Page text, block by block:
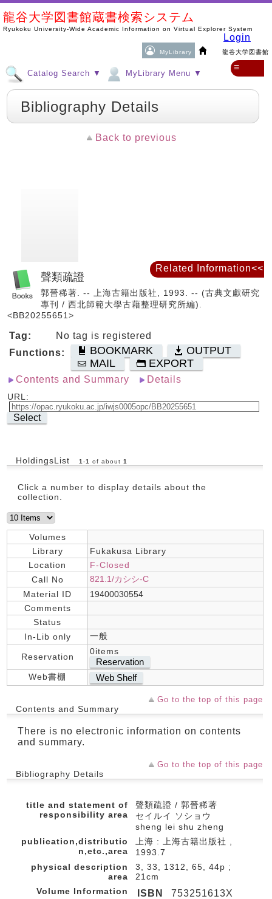
龍谷大学図書館蔵書検索システム
Ryukoku University-Wide Academic Information on Virtual Explorer System
MyLibrary 龍谷大学図書館
Login
Catalog Search ▼ MyLibrary Menu ▼
≡
Bibliography Details
Back to previous
聲類疏證
郭晉稀著. -- 上海古籍出版社, 1993. -- (古典文獻研究
專刊 / 西北師範大學古藉整理研究所編).
<BB20255651>
Tag:
No tag is registered
Functions:
BOOKMARK
OUTPUT
MAIL
EXPORT
Contents and Summary Details
URL:
Select
HoldingsList 1 -1 of about 1
Click a number to display details about the
collection.
Volumes
Library
Fukakusa Library
Location
F-Closed
Call No
821.1/カシシ-C
Material ID
19400030554
Comments
Status
In-Lib only
一般
Reservation
0items
Reservation
Web書棚 Web Shelf
Go to the top of this page
Contents and Summary
There is no electronic information on contents
and summary.
Go to the top of this page
Bibliography Details
title and statement of
responsibility area
聲類疏證 / 郭晉稀著
セイルイ ソショウ
sheng lei shu zheng
publication,distributio
n,etc.,area
上海 : 上海古籍出版社 ,
1993.7
physical description
area
3, 33, 1312, 65, 44p ;
21cm
Volume Information
ISBN 753251613X
Related Information<<